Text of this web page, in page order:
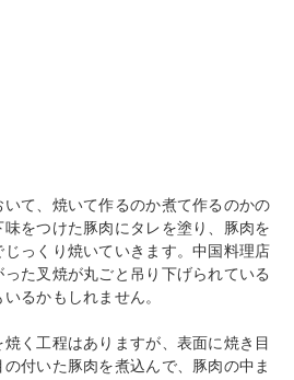
て、焼いて作るのか煮て作るのかの
をつけた豚肉にタレを塗り、豚肉を
っくり焼いていきます。中国料理店
た叉焼が丸ごと吊り下げられている
るかもしれません。
く工程はありますが、表面に焼き目
付いた豚肉を煮込んで、豚肉の中ま